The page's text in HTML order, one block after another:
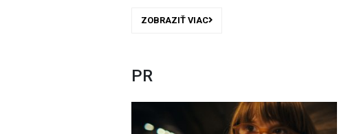
ZOBRAZIŤ VIAC
PR